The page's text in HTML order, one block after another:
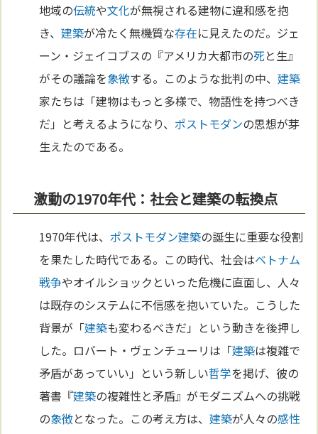
地域の伝統や文化が無視される建物に違和感を抱
き、建築が冷たく無機質な存在に見えたのだ。ジェ
ーン・ジェイコブスの『アメリカ大都市の死と生』
がその議論を象徴する。このような批判の中、建築
家たちは「建物はもっと多様で、物語性を持つべき
だ」と考えるようになり、 ポストモダンの思想が芽
生えたのである。
激動の1970年代：社会と建築の転換点
1970年代は、 ポストモダン建築の誕生に重要な役割
を果たした時代である。この時代、社会はベトナム
戦争やオイルショックといった危機に直面し、人々
は既存のシステムに不信感を抱いていた。こうした
背景が「建築も変わるべきだ」という動きを後押し
した。ロバート・ヴェンチューリは「建築は複雑で
矛盾があっていい」という新しい哲学を掲げ、彼の
著書『建築の複雑性と矛盾』がモダニズムへの挑戦
の象徴となった。この考え方は、建築が人々の感性